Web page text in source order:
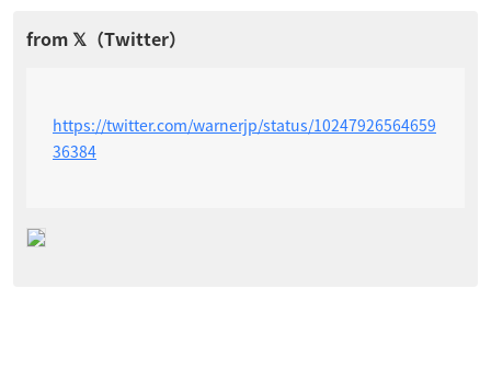
https://twitter.com/warnerjp/status/10247926564659
36384